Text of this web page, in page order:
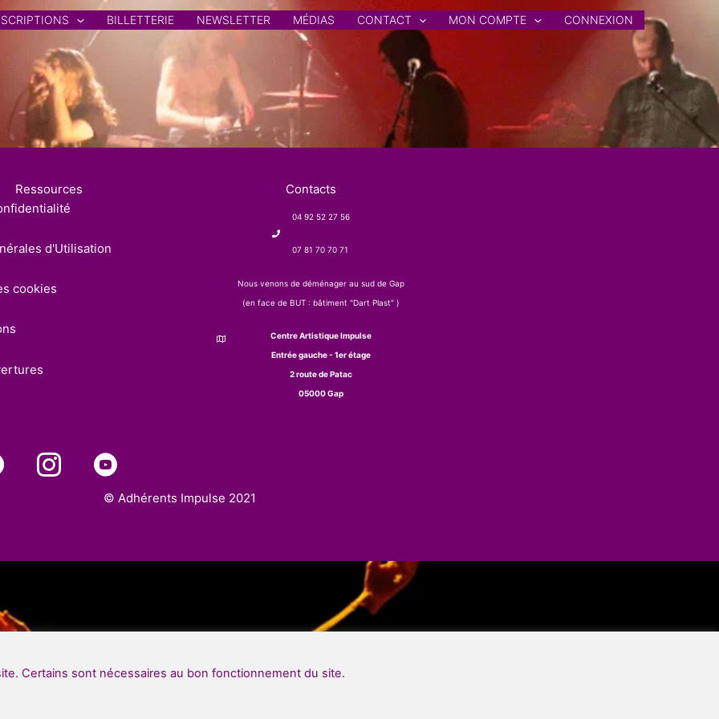
BILLETTERIE NEWSLETTER MÉDIAS CONTACT MON COMPTE CONNEXION
Ressources
d'Utilisation
cookies
Contacts
04 92 52 27 56
07 81 70 70 71
Nous venons de déménager au sud de Gap
(en face de BUT : bâtiment "Dart Plast" )
Centre Artistique Impulse
Entrée gauche - 1er étage
2 route de Patac
05000 Gap
© Adhérents Impulse 2021
Certains sont nécessaires au bon fonctionnement du site.